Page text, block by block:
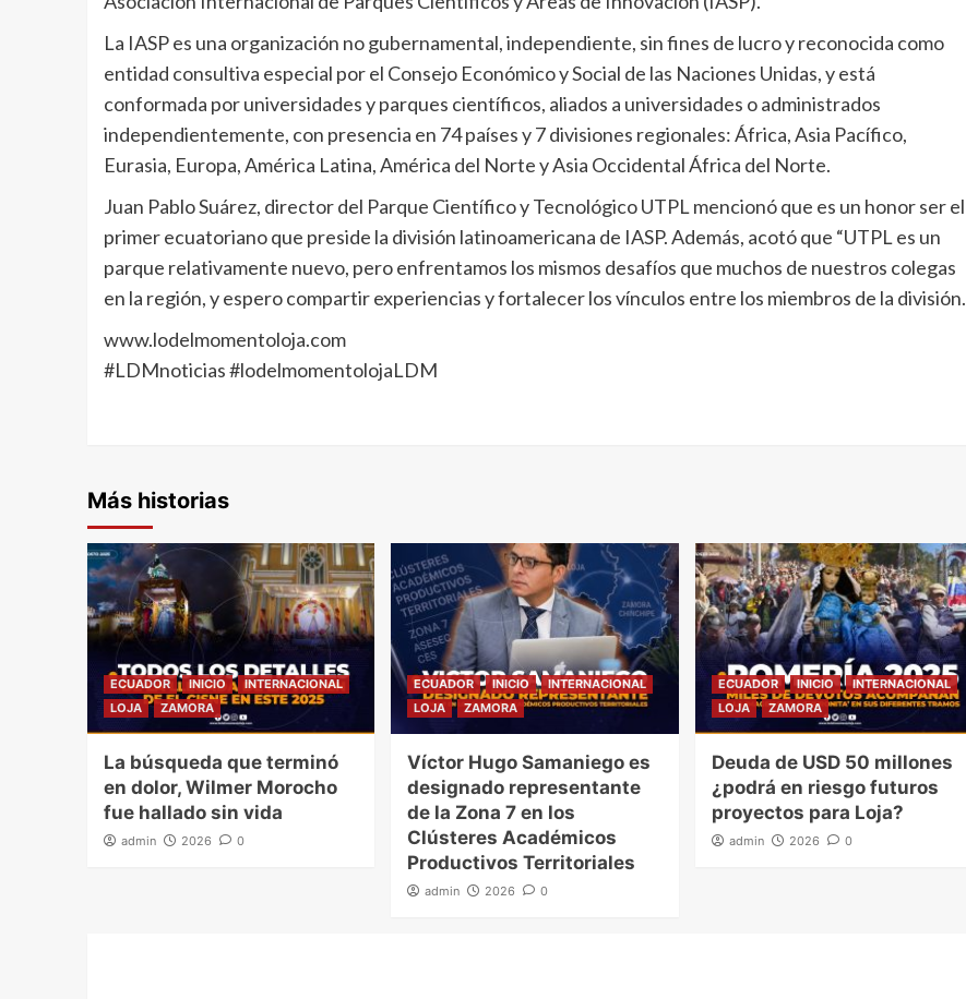
La IASP es una organización no gubernamental, independiente, sin fines de lucro y reconocida como
entidad consultiva especial por el Consejo Económico y Social de las Naciones Unidas, y está
conformada por universidades y parques científicos, aliados a universidades o administrados
independientemente, con presencia en 74 países y 7 divisiones regionales: África, Asia Pacífico,
Eurasia, Europa, América Latina, América del Norte y Asia Occidental África del Norte.
Juan Pablo Suárez, director del Parque Científico y Tecnológico UTPL mencionó que es un honor ser el
primer ecuatoriano que preside la división latinoamericana de IASP. Además, acotó que “UTPL es un
parque relativamente nuevo, pero enfrentamos los mismos desafíos que muchos de nuestros colegas
en la región, y espero compartir experiencias y fortalecer los vínculos entre los miembros de la división.
www.lodelmomentoloja.com
#LDMnoticias #lodelmomentolojaLDM
Más historias
ECUADOR INICIO
INTERNACIONAL
LOJA
ZAMORA
La búsqueda que terminó
en dolor, Wilmer Morocho
fue hallado sin vida
admin 2026 0
ECUADOR INICIO
INTERNACIONAL
LOJA
ZAMORA
Víctor Hugo Samaniego es
designado representante
de la Zona 7 en los
Clústeres Académicos
Productivos Territoriales
admin 2026 0
ECUADOR INICIO
INTERNACIONAL
LOJA
ZAMORA
Deuda de USD 50 millones
¿podrá en riesgo futuros
proyectos para Loja?
admin 2026 0